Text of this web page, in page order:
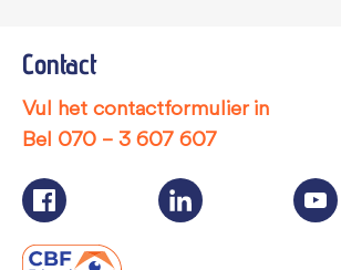
Contact
Vul het contactformulier in
Bel 070 – 3 607 607